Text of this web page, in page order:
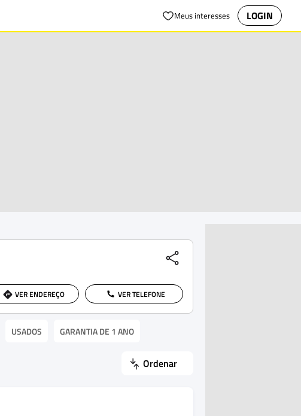
Meus interesses LOGIN
VER ENDEREÇO VER TELEFONE
USADOS GARANTIA DE 1 ANO
Ordenar